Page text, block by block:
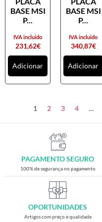
Placas gráficas
SAIS
Ventoínhas
Computadores
All-in-One
Gaming
Acessórios gaming
Cadeiras gaming
Merchandising
BASE MSI
P...
231,62€
IVA incluido
Adicionar
BASE MSI
P...
340,87€
IVA incluido
Adicionar
1 2 3 4 …
PAGAMENTO SEGURO
100% de segurança no pagamento
OPORTUNIDADES
Artigos com preço e qualidade